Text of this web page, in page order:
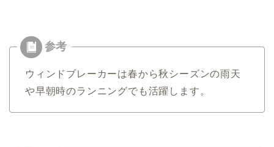
ウィンドブレーカーは春から秋シーズンの雨天
や早朝時のランニングでも活躍します。